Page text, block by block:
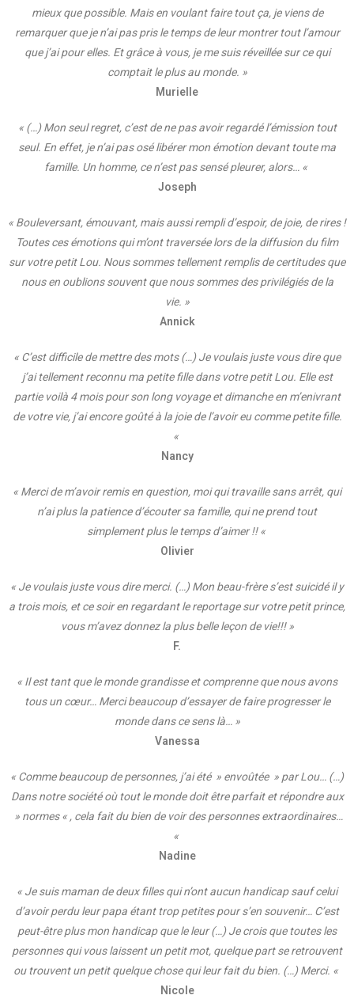
mieux que possible. Mais en voulant faire tout ça, je viens de
remarquer que je n’ai pas pris le temps de leur montrer tout l’amour
que j’ai pour elles. Et grâce à vous, je me suis réveillée sur ce qui
comptait le plus au monde. »
Murielle
« (…) Mon seul regret, c’est de ne pas avoir regardé l’émission tout
seul. En effet, je n’ai pas osé libérer mon émotion devant toute ma
famille. Un homme, ce n’est pas sensé pleurer, alors… «
Joseph
« Bouleversant, émouvant, mais aussi rempli d’espoir, de joie, de rires !
Toutes ces émotions qui m’ont traversée lors de la diffusion du film
sur votre petit Lou. Nous sommes tellement remplis de certitudes que
nous en oublions souvent que nous sommes des privilégiés de la
vie. »
Annick
« C’est difficile de mettre des mots (…) Je voulais juste vous dire que
j’ai tellement reconnu ma petite fille dans votre petit Lou. Elle est
partie voilà 4 mois pour son long voyage et dimanche en m’enivrant
de votre vie, j’ai encore goûté à la joie de l’avoir eu comme petite fille.
«
Nancy
« Merci de m’avoir remis en question, moi qui travaille sans arrêt, qui
n’ai plus la patience d’écouter sa famille, qui ne prend tout
simplement plus le temps d’aimer !! «
Olivier
« Je voulais juste vous dire merci. (…) Mon beau-frère s’est suicidé il y
a trois mois, et ce soir en regardant le reportage sur votre petit prince,
vous m’avez donnez la plus belle leçon de vie!!! »
F.
« Il est tant que le monde grandisse et comprenne que nous avons
tous un cœur… Merci beaucoup d’essayer de faire progresser le
monde dans ce sens là… »
Vanessa
« Comme beaucoup de personnes, j’ai été » envoûtée » par Lou… (…)
Dans notre société où tout le monde doit être parfait et répondre aux
» normes « , cela fait du bien de voir des personnes extraordinaires…
«
Nadine
« Je suis maman de deux filles qui n’ont aucun handicap sauf celui
d’avoir perdu leur papa étant trop petites pour s’en souvenir… C’est
peut-être plus mon handicap que le leur (…) Je crois que toutes les
personnes qui vous laissent un petit mot, quelque part se retrouvent
ou trouvent un petit quelque chose qui leur fait du bien. (…) Merci. «
Nicole